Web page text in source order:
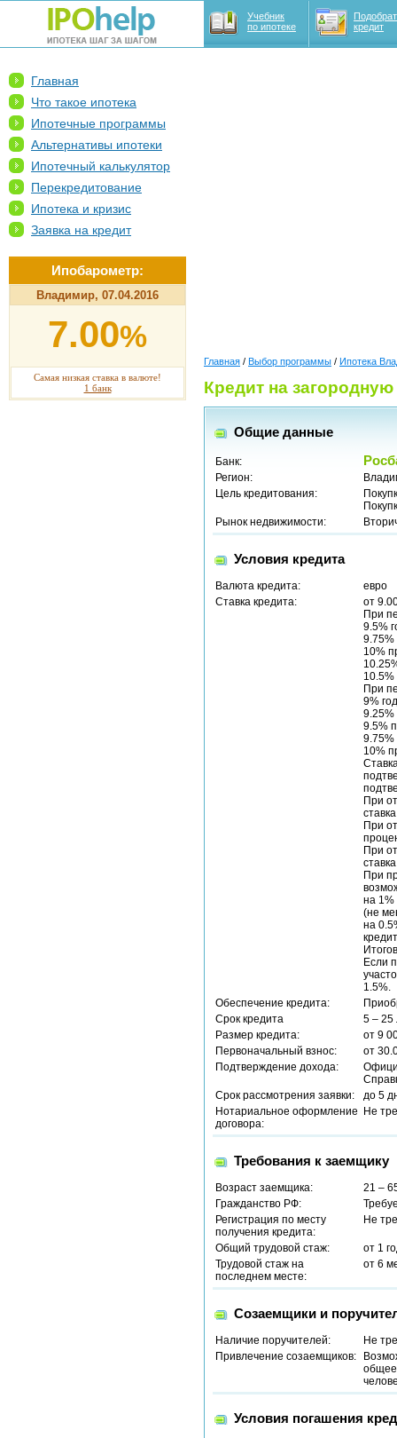
Учебник
по ипотеке
кредит
Главная
Что такое ипотека
Ипотечные программы
Альтернативы ипотеки
Ипотечный калькулятор
Перекредитование
Ипотека и кризис
Заявка на кредит
Ипобарометр:
Владимир, 07.04.2016
7.00%
Самая низкая ставка в валюте!
1 банк
Главная / Выбор программы / Ипотека
Кредит на
Общие данные
Банк:
Регион:
Цель кредитования:
Рынок недвижимости:
Условия кредита
Валюта кредита:
евро
Ставка кредита:
от
При
9.5%
9.75%
10%
10.5%
При
9%
9.25%
9.5%
9.75%
10%
При
При
При
При
на 1%
(не
на
Если
1.5%.
Обеспечение кредита:
Срок кредита
5 – 25
Размер кредита:
от 9
Первоначальный взнос:
от
Подтверждение дохода:
Срок рассмотрения заявки:
до 5
Нотариальное оформление
договора:
Не
Требования к заемщику
Возраст заемщика:
21 –
Гражданство РФ:
Регистрация по месту
получения кредита:
Не
Общий трудовой стаж:
от 1
Трудовой стаж на
последнем месте:
от 6
Созаемщики и
Наличие поручителей:
Не
Привлечение созаемщиков:
общее
Условия погашения